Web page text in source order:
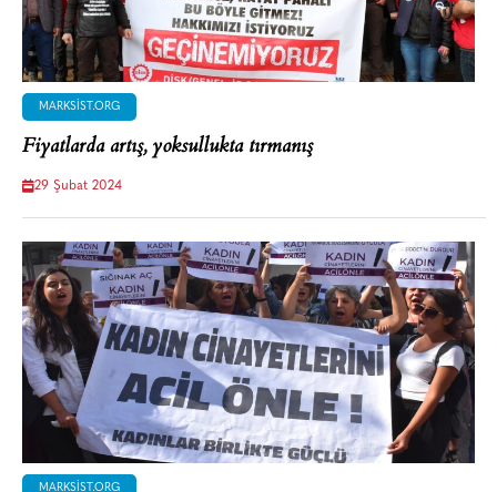
MARKSIST.ORG
Fiyatlarda artış, yoksullukta tırmanış
29 Şubat 2024
MARKSIST.ORG